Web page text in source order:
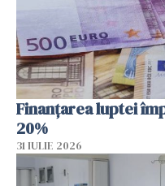
Finanțarea luptei
20%
31 IULIE 2026